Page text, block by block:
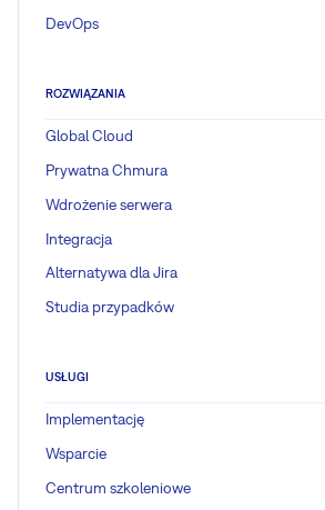
DevOps
ROZWIĄZANIA
Global Cloud
Prywatna Chmura
Wdrożenie serwera
Integracja
Alternatywa dla Jira
Studia przypadków
USŁUGI
Implementację
Wsparcie
Centrum szkoleniowe